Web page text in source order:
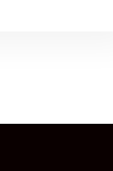
nisi. Aliqua id